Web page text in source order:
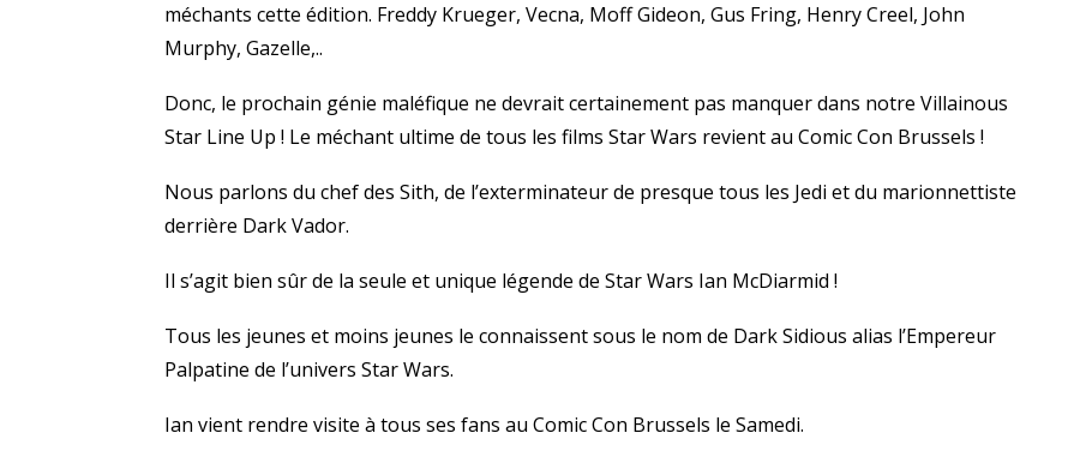
méchants cette édition. Freddy Krueger, Vecna, Moff Gideon, Gus Fring, Henry Creel, John
Murphy, Gazelle,..
Donc, le prochain génie maléfique ne devrait certainement pas manquer dans notre Villainous
Star Line Up ! Le méchant ultime de tous les films Star Wars revient au Comic Con Brussels !
Nous parlons du chef des Sith, de l’exterminateur de presque tous les Jedi et du marionnettiste
derrière Dark Vador.
Il s’agit bien sûr de la seule et unique légende de Star Wars Ian McDiarmid !
Tous les jeunes et moins jeunes le connaissent sous le nom de Dark Sidious alias l’Empereur
Palpatine de l’univers Star Wars.
Ian vient rendre visite à tous ses fans au Comic Con Brussels le Samedi.